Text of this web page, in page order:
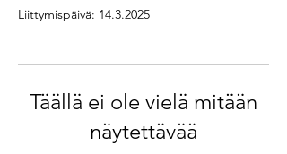
Liittymispäivä: 14.3.2025
Täällä ei ole vielä mitään
näytettävää